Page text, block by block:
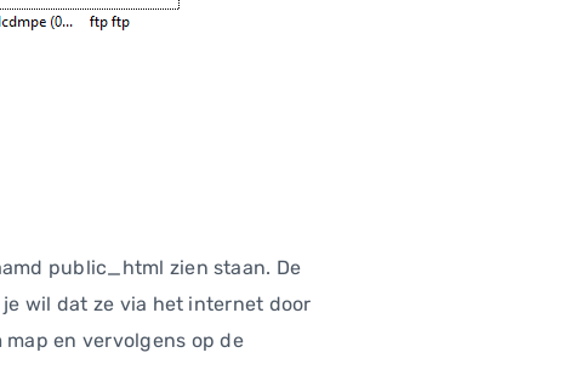
public_html zien staan. De
wil dat ze via het internet door
en vervolgens op de